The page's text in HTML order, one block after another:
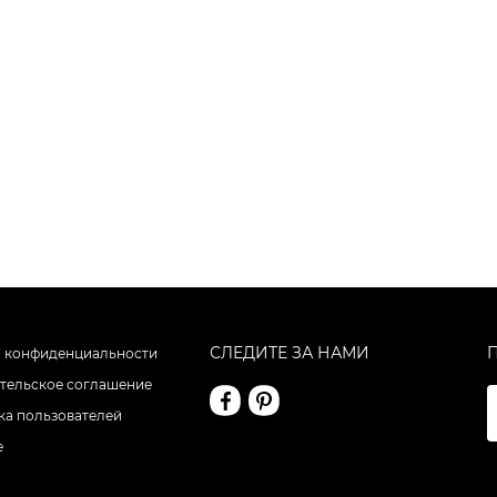
конфиденциальности
соглашение
пользователей
СЛЕДИТЕ ЗА НАМИ